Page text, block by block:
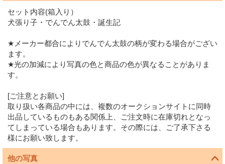
セット内容(箱入り）
犬張り子・でんでん太鼓・誕生記
★メーカー都合によりでんでん太鼓の柄が変わる場合がござい
ます。
★光の加減により写真の色と商品の色が異なることがありま
す。
[ご注意とお願い]
取り扱い各商品の中には、複数のオークションサイトに同時
出品しているものもある関係上、ご注文時に在庫切れとなっ
てしまっている場合もあります。その際には、ご了承下さる
様にお願い致します。
他の写真